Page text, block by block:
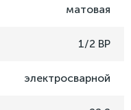
матовая
1/2 ВР
электросварной